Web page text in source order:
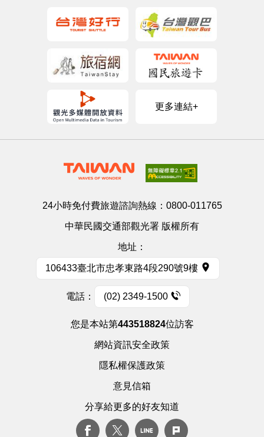
更多連結+
24小時免付費旅遊諮詢熱線： 0800-011765
中華民國交通部觀光署 版權所有
地址：
106433臺北市忠孝東路4段290號9樓
電話： (02) 2349-1500
您是本站第443518824位訪客
網站資訊安全政策
隱私權保護政策
意見信箱
分享給更多的好友知道